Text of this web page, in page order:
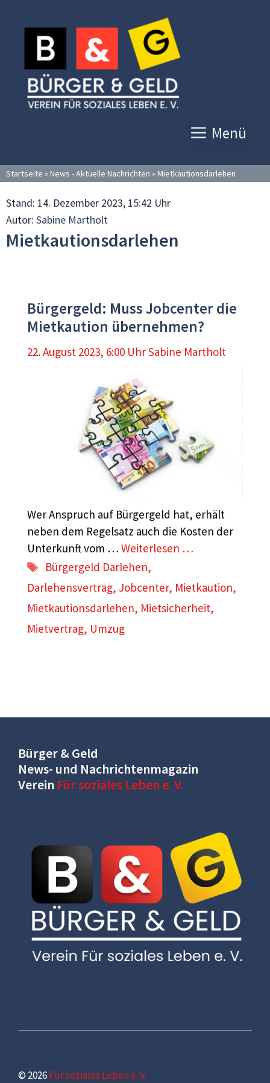
Inhalt
springen
Menü
Startseite » News - Aktuelle Nachrichten » Mietkautionsdarlehen
Stand: 14. Dezember 2023, 15:42 Uhr
Autor: Sabine Martholt
Mietkautionsdarlehen
Bürgergeld: Muss Jobcenter die
Mietkaution übernehmen?
22. August 2023, 6:00 UhrSabine Martholt
Wer Anspruch auf Bürgergeld hat, erhält
neben dem Regelsatz auch die Kosten der
Unterkunft vom … Weiterlesen …
Schlagwörter
Bürgergeld Darlehen,
Darlehensvertrag, Jobcenter, Mietkaution,
Mietkautionsdarlehen, Mietsicherheit,
Mietvertrag, Umzug
Bürger & Geld
News- und Nachrichtenmagazin
Verein Für soziales Leben e. V.
© 2026Für soziales Leben e. V.